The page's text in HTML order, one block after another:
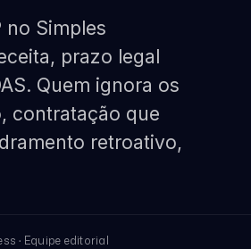
no Simples
prazo legal
Quem ignora os
contratação que
retroativo,
· Equipe editorial